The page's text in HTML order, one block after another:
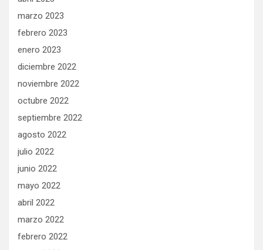
marzo 2023
febrero 2023
enero 2023
diciembre 2022
noviembre 2022
octubre 2022
septiembre 2022
agosto 2022
julio 2022
junio 2022
mayo 2022
abril 2022
marzo 2022
febrero 2022